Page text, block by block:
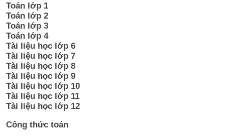
Toán lớp 1
Toán lớp 2
Toán lớp 3
Toán lớp 4
Tài liệu học lớp 6
Tài liệu học lớp 7
Tài liệu học lớp 8
Tài liệu học lớp 9
Tài liệu học lớp 10
Tài liệu học lớp 11
Tài liệu học lớp 12
Công thức toán